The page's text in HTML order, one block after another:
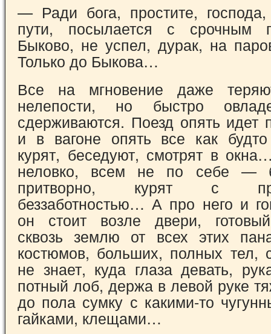
— Ради бога, простите,
пути, посылается с срочным
Быково, не успел, дурак, на
Только до Быкова…
Все на мгновение даже
нелепости, но быстро
сдерживаются. Поезд опять идет
и в вагоне опять все как
курят, беседуют, смотрят в
неловко, всем не по себе —
притворно, курят с
беззаботностью… А про него и
он стоит возле двери,
сквозь землю от всех этих
костюмов, больших, полных
не знает, куда глаза девать,
потный лоб, держа в левой руке
до пола сумку с какими-то
гайками, клещами…